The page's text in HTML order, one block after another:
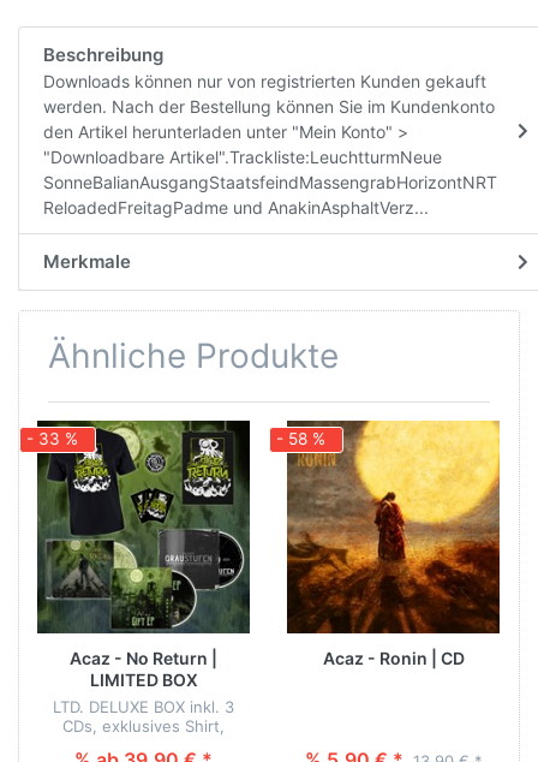
Beschreibung
Downloads können nur von registrierten Kunden gekauft
werden. Nach der Bestellung können Sie im Kundenkonto
den Artikel herunterladen unter "Mein Konto" >
"Downloadbare Artikel".Trackliste:LeuchtturmNeue
SonneBalianAusgangStaatsfeindMassengrabHorizontNRT
ReloadedFreitagPadme und AnakinAsphaltVerz...
Merkmale
Ähnliche Produkte
- 33 %
Acaz - No Return |
LIMITED BOX
LTD. DELUXE BOX inkl. 3
CDs, exklusives Shirt,
- 58 %
Acaz - Ronin | CD